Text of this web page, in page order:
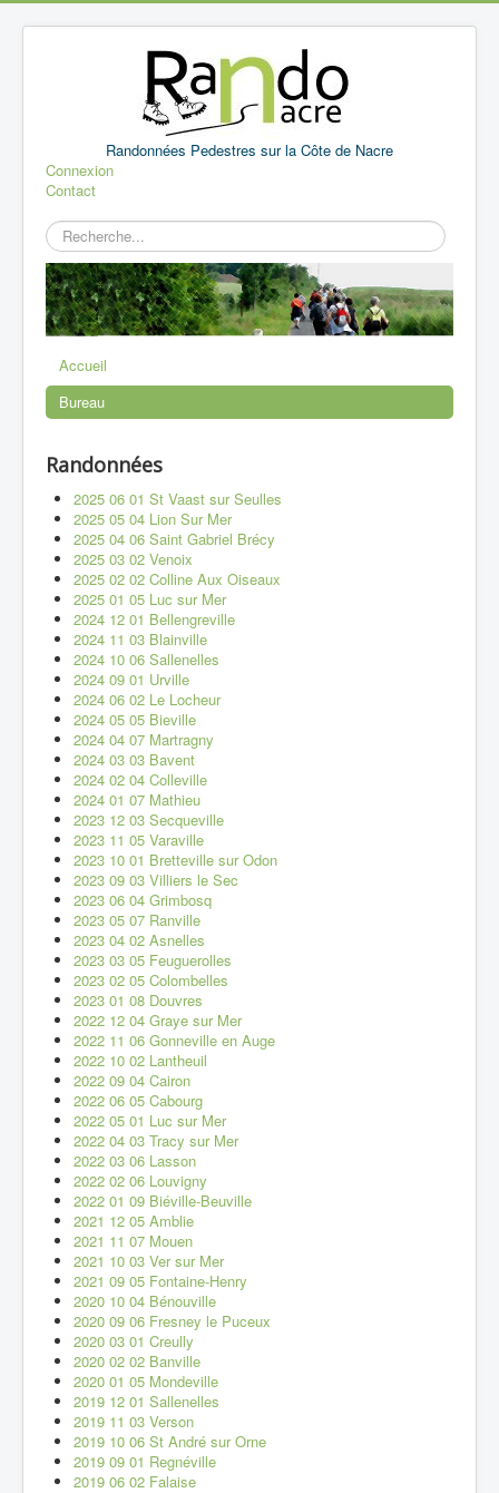
Randonnées Pedestres sur la Côte de Nacre
Connexion
Contact
Rechercher
Accueil
Bureau
Randonnées
2025 06 01 St Vaast sur Seulles
2025 05 04 Lion Sur Mer
2025 04 06 Saint Gabriel Brécy
2025 03 02 Venoix
2025 02 02 Colline Aux Oiseaux
2025 01 05 Luc sur Mer
2024 12 01 Bellengreville
2024 11 03 Blainville
2024 10 06 Sallenelles
2024 09 01 Urville
2024 06 02 Le Locheur
2024 05 05 Bieville
2024 04 07 Martragny
2024 03 03 Bavent
2024 02 04 Colleville
2024 01 07 Mathieu
2023 12 03 Secqueville
2023 11 05 Varaville
2023 10 01 Bretteville sur Odon
2023 09 03 Villiers le Sec
2023 06 04 Grimbosq
2023 05 07 Ranville
2023 04 02 Asnelles
2023 03 05 Feuguerolles
2023 02 05 Colombelles
2023 01 08 Douvres
2022 12 04 Graye sur Mer
2022 11 06 Gonneville en Auge
2022 10 02 Lantheuil
2022 09 04 Cairon
2022 06 05 Cabourg
2022 05 01 Luc sur Mer
2022 04 03 Tracy sur Mer
2022 03 06 Lasson
2022 02 06 Louvigny
2022 01 09 Biéville-Beuville
2021 12 05 Amblie
2021 11 07 Mouen
2021 10 03 Ver sur Mer
2021 09 05 Fontaine-Henry
2020 10 04 Bénouville
2020 09 06 Fresney le Puceux
2020 03 01 Creully
2020 02 02 Banville
2020 01 05 Mondeville
2019 12 01 Sallenelles
2019 11 03 Verson
2019 10 06 St André sur Orne
2019 09 01 Regnéville
2019 06 02 Falaise